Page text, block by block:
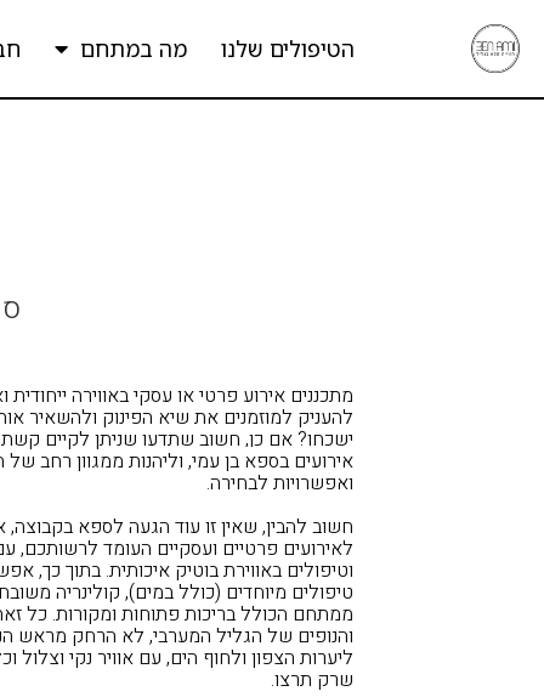
הטיפולים שלנו מה במתחם
מתכננים אירוע פרטי או עסקי באווירה ייחודית
להעניק למוזמנים את שיא הפינוק ולהשאיר
ישכחו? אם כן, חשוב שתדעו שניתן לקיים
אירועים בספא בן עמי, וליהנות ממגוון רחב
ואפשרויות לבחירה.
חשוב להבין, שאין זו עוד הגעה לספא
לאירועים פרטיים ועסקיים העומד לרשותכם,
וטיפולים באווירת בוטיק איכותית. בתוך כך,
טיפולים מיוחדים (כולל במים), קולינריה
ממתחם הכולל בריכות פתוחות ומקורות. כל
והנופים של הגליל המערבי, לא הרחק מראש
ליערות הצפון ולחוף הים, עם אוויר נקי וצלול
שרק תרצו.